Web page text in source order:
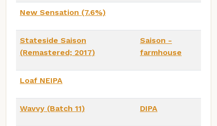
New Sensation (7.6%)
Stateside Saison
(Remastered; 2017)
Saison -
farmhouse
Loaf NEIPA
Wavvy (Batch 11) DIPA